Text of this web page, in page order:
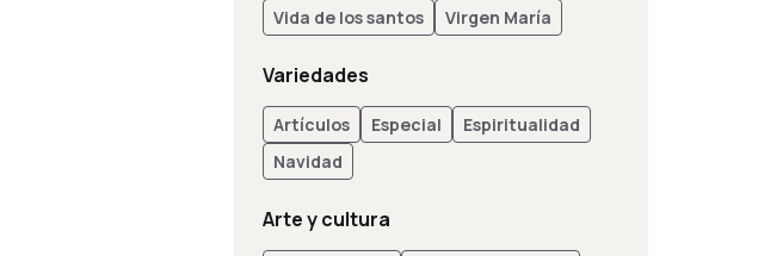
Vida de los santos
Virgen María
Variedades
Artículos Especial
Espiritualidad
Navidad
Arte y cultura